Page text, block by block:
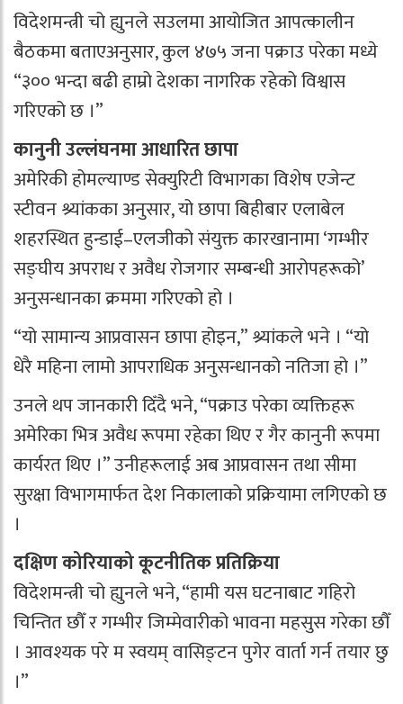
विदेशमन्त्री चो ह्युनले सउलमा आयोजित आपत्कालीन
बैठकमा बताएअनुसार, कुल ४७५ जना पक्राउ परेका मध्ये
“३०० भन्दा बढी हाम्रो देशका नागरिक रहेको विश्वास
गरिएको छ ।”
कानुनी उल्लंघनमा आधारित छापा
अमेरिकी होमल्याण्ड सेक्युरिटी विभागका विशेष एजेन्ट
स्टीवन श्र्यांकका अनुसार, यो छापा बिहीबार एलाबेल
शहरस्थित हुन्डाई–एलजीको संयुक्त कारखानामा ‘गम्भीर
सङ्घीय अपराध र अवैध रोजगार सम्बन्धी आरोपहरूको’
अनुसन्धानका क्रममा गरिएको हो ।
“यो सामान्य आप्रवासन छापा होइन,” श्र्यांकले भने । “यो
धेरै महिना लामो आपराधिक अनुसन्धानको नतिजा हो ।”
उनले थप जानकारी दिँदै भने, “पक्राउ परेका व्यक्तिहरू
अमेरिका भित्र अवैध रूपमा रहेका थिए र गैर कानुनी रूपमा
कार्यरत थिए ।” उनीहरूलाई अब आप्रवासन तथा सीमा
सुरक्षा विभागमार्फत देश निकालाको प्रक्रियामा लगिएको छ
।
दक्षिण कोरियाको कूटनीतिक प्रतिक्रिया
विदेशमन्त्री चो ह्युनले भने, “हामी यस घटनाबाट गहिरो
चिन्तित छौँ र गम्भीर जिम्मेवारीको भावना महसुस गरेका छौँ
। आवश्यक परे म स्वयम् वासिङ्टन पुगेर वार्ता गर्न तयार छु
।”